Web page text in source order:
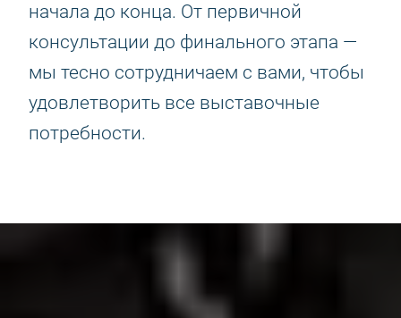
начала до конца. От первичной
консультации до финального этапа —
мы тесно сотрудничаем с вами, чтобы
удовлетворить все выставочные
потребности.